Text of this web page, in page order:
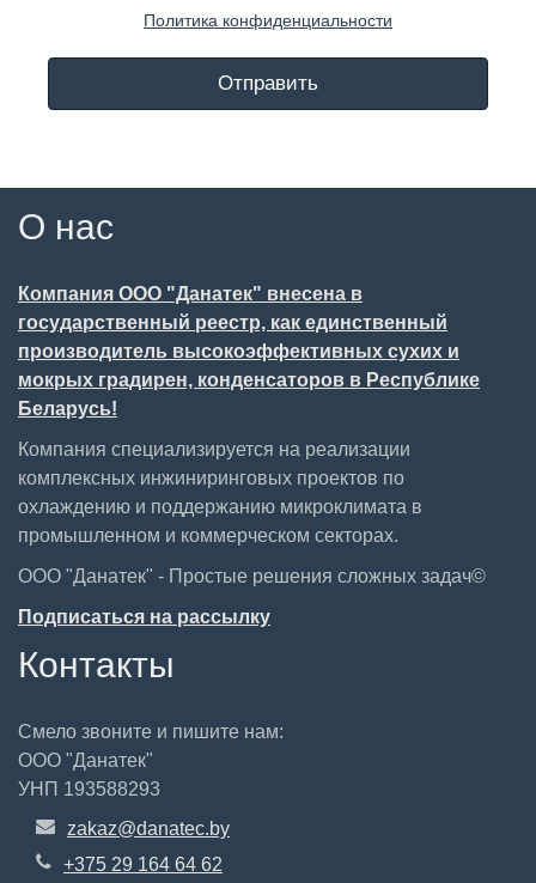
Политика конфиденциальности
Отправить
О нас
Компания ООО "Данатек" внесена в
государственный реестр, как единственный
производитель высокоэффективных сухих и
мокрых градирен, конденсаторов в Республике
Беларусь!
Компания специализируется на реализации
комплексных инжиниринговых проектов по
охлаждению и поддержанию микроклимата в
промышленном и коммерческом секторах.
ООО "Данатек" - Простые решения сложных задач©
Подписаться на рассылку
Контакты
Смело звоните и пишите нам:
ООО "Данатек"
УНП 193588293
zakaz@danatec.by
+375 29 164 64 62